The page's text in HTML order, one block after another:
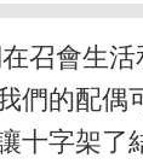
召會生
的配偶
十字架了